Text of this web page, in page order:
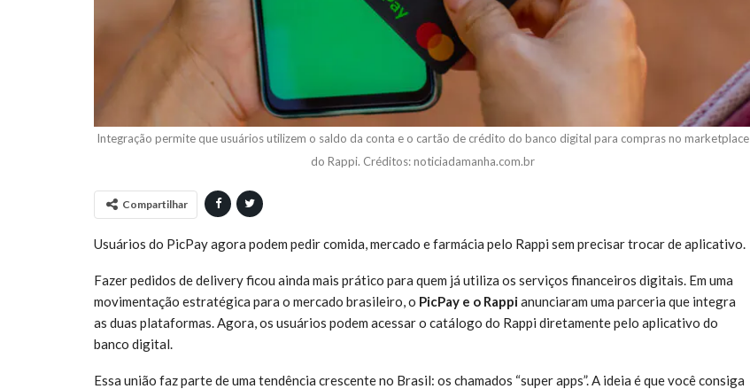
Integração permite que usuários utilizem o saldo da conta e o cartão de crédito do banco digital para compras no marketplace
do Rappi. Créditos: noticiadamanha.com.br
Compartilhar
Usuários do PicPay agora podem pedir comida, mercado e farmácia pelo Rappi sem precisar trocar de aplicativo.
Fazer pedidos de delivery ficou ainda mais prático para quem já utiliza os serviços financeiros digitais. Em uma
movimentação estratégica para o mercado brasileiro, o PicPay e o Rappianunciaram uma parceria que integra
as duas plataformas. Agora, os usuários podem acessar o catálogo do Rappi diretamente pelo aplicativo do
banco digital.
Essa união faz parte de uma tendência crescente no Brasil: os chamados “super apps”. A ideia é que você consiga